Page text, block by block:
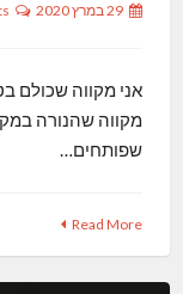
29 במרץ 2020
אני מקווה שכולם
מקווה שהנורה
שפותחים…
Read More